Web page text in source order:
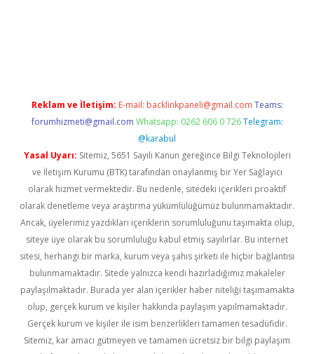
Reklam ve İletişim: E-mail: backlinkpaneli@gmail.com Teams:
forumhizmeti@gmail.com Whatsapp: 0262 606 0 726 Telegram:
@karabul
Yasal Uyarı: Sitemiz, 5651 Sayılı Kanun gereğince Bilgi Teknolojileri
ve İletişim Kurumu (BTK) tarafından onaylanmış bir Yer Sağlayıcı
olarak hizmet vermektedir. Bu nedenle, sitedeki içerikleri proaktif
olarak denetleme veya araştırma yükümlülüğümüz bulunmamaktadır.
Ancak, üyelerimiz yazdıkları içeriklerin sorumluluğunu taşımakta olup,
siteye üye olarak bu sorumluluğu kabul etmiş sayılırlar. Bu internet
sitesi, herhangi bir marka, kurum veya şahıs şirketi ile hiçbir bağlantısı
bulunmamaktadır. Sitede yalnızca kendi hazırladığımız makaleler
paylaşılmaktadır. Burada yer alan içerikler haber niteliği taşımamakta
olup, gerçek kurum ve kişiler hakkında paylaşım yapılmamaktadır.
Gerçek kurum ve kişiler ile isim benzerlikleri tamamen tesadüfidir.
Sitemiz, kar amacı gütmeyen ve tamamen ücretsiz bir bilgi paylaşım